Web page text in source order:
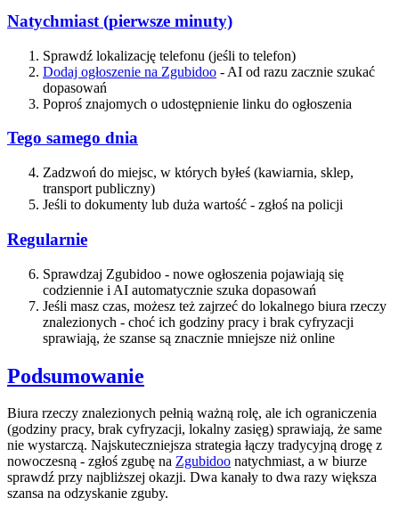
Natychmiast (pierwsze minuty)
Sprawdź lokalizację telefonu (jeśli to telefon)
Dodaj ogłoszenie na Zgubidoo - AI od razu zacznie szukać
dopasowań
Poproś znajomych o udostępnienie linku do ogłoszenia
Tego samego dnia
Zadzwoń do miejsc, w których byłeś (kawiarnia, sklep,
transport publiczny)
Jeśli to dokumenty lub duża wartość - zgłoś na policji
Regularnie
Sprawdzaj Zgubidoo - nowe ogłoszenia pojawiają się
codziennie i AI automatycznie szuka dopasowań
Jeśli masz czas, możesz też zajrzeć do lokalnego biura rzeczy
znalezionych - choć ich godziny pracy i brak cyfryzacji
sprawiają, że szanse są znacznie mniejsze niż online
Podsumowanie
Biura rzeczy znalezionych pełnią ważną rolę, ale ich ograniczenia
(godziny pracy, brak cyfryzacji, lokalny zasięg) sprawiają, że same
nie wystarczą. Najskuteczniejsza strategia łączy tradycyjną drogę z
nowoczesną - zgłoś zgubę na Zgubidoo natychmiast, a w biurze
sprawdź przy najbliższej okazji. Dwa kanały to dwa razy większa
szansa na odzyskanie zguby.